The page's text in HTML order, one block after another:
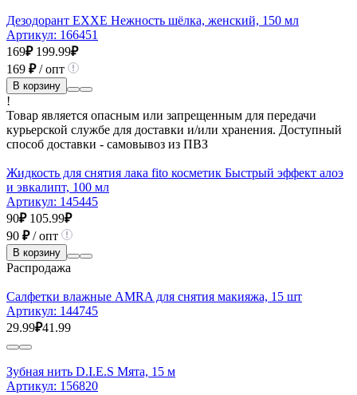
Дезодорант EXXE Нежность шёлка, женский, 150 мл
Артикул: 166451
169₽ 199.99₽
169 ₽/ опт
В корзину
!
Товар является опасным или запрещенным для передачи
курьерской службе для доставки и/или хранения. Доступный
способ доставки - самовывоз из ПВЗ
Жидкость для снятия лака fito косметик Быстрый эффект алоэ
и эвкалипт, 100 мл
Артикул: 145445
90₽ 105.99₽
90 ₽/ опт
В корзину
Распродажа
Салфетки влажные AMRA для снятия макияжа, 15 шт
Артикул: 144745
29.99₽41.99
Зубная нить D.I.E.S Мята, 15 м
Артикул: 156820